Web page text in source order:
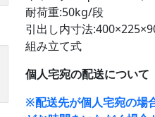
耐荷重:50kg/段
引出し内寸法
組み立て式
個人宅宛の配送について
※配送先が個人宅宛の場